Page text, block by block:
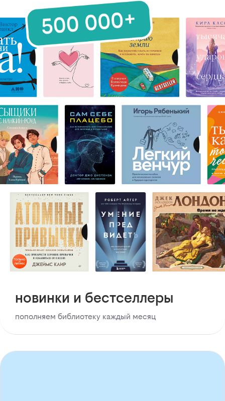
новинки и бестселлеры
пополняем библиотеку каждый месяц